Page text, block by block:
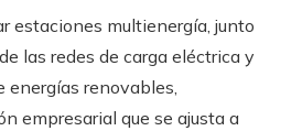
estaciones multienergía, junto
las redes de carga eléctrica y
energías renovables,
empresarial que se ajusta a